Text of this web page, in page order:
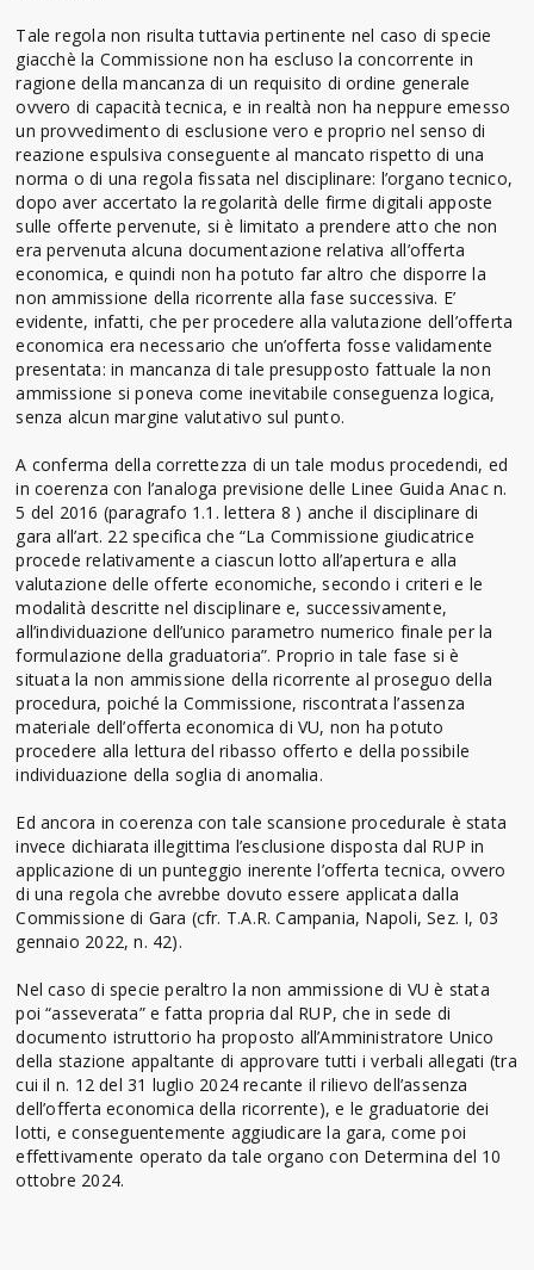
Tale regola non risulta tuttavia pertinente nel caso di specie
giacchè la Commissione non ha escluso la concorrente in
ragione della mancanza di un requisito di ordine generale
ovvero di capacità tecnica, e in realtà non ha neppure emesso
un provvedimento di esclusione vero e proprio nel senso di
reazione espulsiva conseguente al mancato rispetto di una
norma o di una regola fissata nel disciplinare: l’organo tecnico,
dopo aver accertato la regolarità delle firme digitali apposte
sulle offerte pervenute, si è limitato a prendere atto che non
era pervenuta alcuna documentazione relativa all’offerta
economica, e quindi non ha potuto far altro che disporre la
non ammissione della ricorrente alla fase successiva. E’
evidente, infatti, che per procedere alla valutazione dell’offerta
economica era necessario che un’offerta fosse validamente
presentata: in mancanza di tale presupposto fattuale la non
ammissione si poneva come inevitabile conseguenza logica,
senza alcun margine valutativo sul punto.
A conferma della correttezza di un tale modus procedendi, ed
in coerenza con l’analoga previsione delle Linee Guida Anac n.
5 del 2016 (paragrafo 1.1. lettera 8 ) anche il disciplinare di
gara all’art. 22 specifica che “La Commissione giudicatrice
procede relativamente a ciascun lotto all’apertura e alla
valutazione delle offerte economiche, secondo i criteri e le
modalità descritte nel disciplinare e, successivamente,
all’individuazione dell’unico parametro numerico finale per la
formulazione della graduatoria”. Proprio in tale fase si è
situata la non ammissione della ricorrente al proseguo della
procedura, poiché la Commissione, riscontrata l’assenza
materiale dell’offerta economica di VU, non ha potuto
procedere alla lettura del ribasso offerto e della possibile
individuazione della soglia di anomalia.
Ed ancora in coerenza con tale scansione procedurale è stata
invece dichiarata illegittima l’esclusione disposta dal RUP in
applicazione di un punteggio inerente l’offerta tecnica, ovvero
di una regola che avrebbe dovuto essere applicata dalla
Commissione di Gara (cfr. T.A.R. Campania, Napoli, Sez. I, 03
gennaio 2022, n. 42).
Nel caso di specie peraltro la non ammissione di VU è stata
poi “asseverata” e fatta propria dal RUP, che in sede di
documento istruttorio ha proposto all’Amministratore Unico
della stazione appaltante di approvare tutti i verbali allegati (tra
cui il n. 12 del 31 luglio 2024 recante il rilievo dell’assenza
dell’offerta economica della ricorrente), e le graduatorie dei
lotti, e conseguentemente aggiudicare la gara, come poi
effettivamente operato da tale organo con Determina del 10
ottobre 2024.